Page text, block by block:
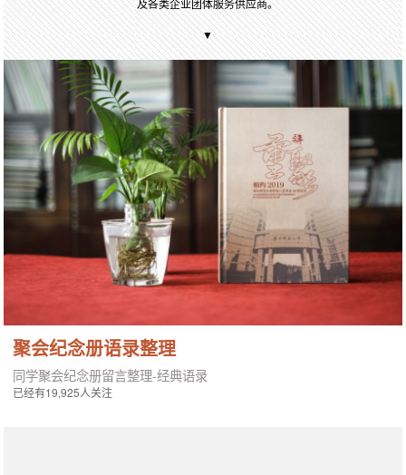
及各类企业团体服务供应商。
▼
聚会纪念册语录整理
同学聚会纪念册留言整理-经典语录
已经有19,925人关注